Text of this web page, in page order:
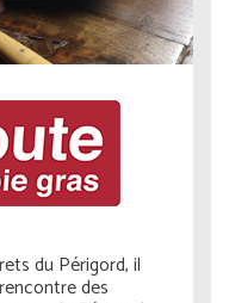
du Périgord, il
des